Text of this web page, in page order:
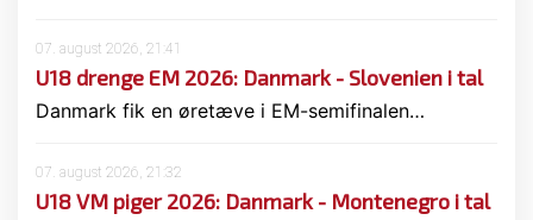
07. august 2026, 21:41
U18 drenge EM 2026: Danmark - Slovenien i tal
Danmark fik en øretæve i EM-semifinalen…
07. august 2026, 21:32
U18 VM piger 2026: Danmark - Montenegro i tal